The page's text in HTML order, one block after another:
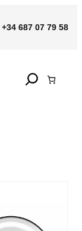
+34 687 07 79 58
Search